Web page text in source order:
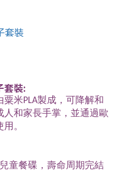
套裝
套裝:
米PLA製成，可降解和
人和家長手掌，並通過歐
。
童餐碟，壽命周期完結